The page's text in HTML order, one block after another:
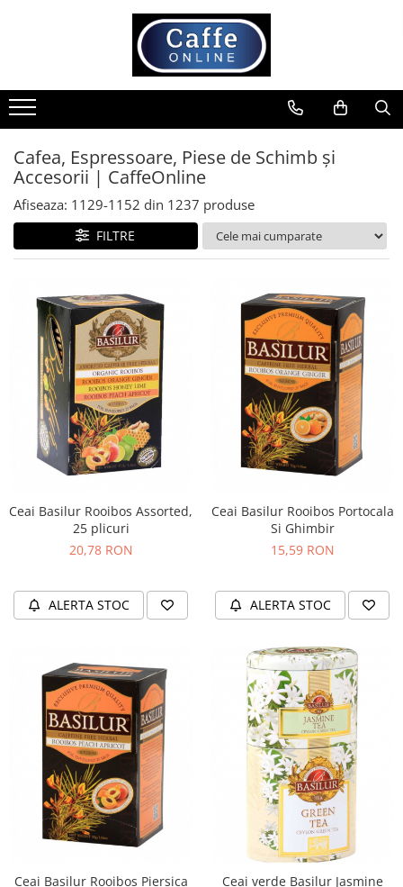
Cafea
Cafea Boabe
Capsule Cafea
Cafea Macinata
Cafea Instant
Espressoare
Aparate capsule
Aparate clasice
Accesorii
Rasnite
Complementare
Capace
Cesti si farfurii
Lattiere
Pahare de cafea
Consumabile
Lapte instant
Pliculete Zahar si Miere
Siropuri
Topping
Aparate SH
Promotii
Stabilizatoare tensiune
Cafea, Espressoare, Piese de Schimb și
Accesorii | CaffeOnline
Afiseaza: 1129-1152 din 1237 produse
FILTRE
Ceai Basilur Rooibos Assorted,
25 plicuri
20,78 RON
ALERTA STOC
Ceai Basilur Rooibos Portocala
Si Ghimbir
15,59 RON
ALERTA STOC
Ceai Basilur Rooibos Piersica
Ceai verde Basilur Jasmine